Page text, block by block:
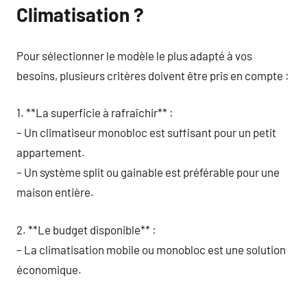
Climatisation ?
Pour sélectionner le modèle le plus adapté à vos
besoins, plusieurs critères doivent être pris en compte :
1. **La superficie à rafraîchir** :
– Un climatiseur monobloc est suffisant pour un petit
appartement.
– Un système split ou gainable est préférable pour une
maison entière.
2. **Le budget disponible** :
– La climatisation mobile ou monobloc est une solution
économique.